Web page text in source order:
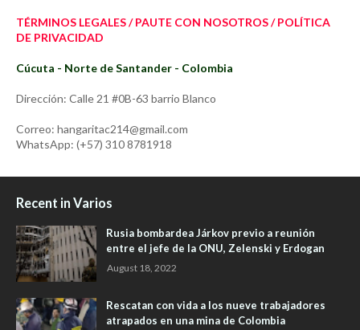
TÉRMINOS LEGALES / PAUTE CON NOSOTROS / POLÍTICA
DE PRIVACIDAD
Cúcuta - Norte de Santander - Colombia
Dirección: Calle 21 #0B-63 barrio Blanco
Correo: hangaritac214@gmail.com
WhatsApp: (+57) 310 8781918
Recent in Varios
Rusia bombardea Járkov previo a reunión
entre el jefe de la ONU, Zelenski y Erdogan
August 18, 2022
Rescatan con vida a los nueve trabajadores
atrapados en una mina de Colombia